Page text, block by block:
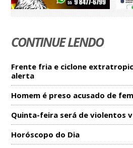
CONTINUE LENDO
Frente fria e ciclone
alerta
Homem é preso acusado de
Quinta-feira será de violentos
Horóscopo do Dia